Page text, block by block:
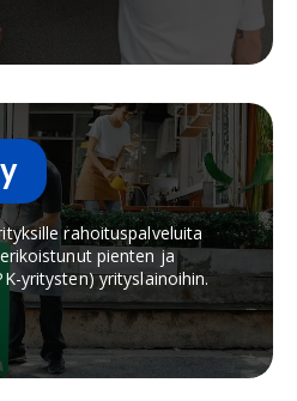
rahoituspalveluita
pienten ja
yritysten) yrityslainoihin.